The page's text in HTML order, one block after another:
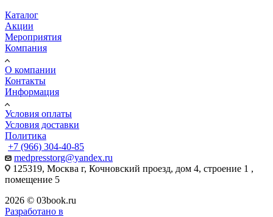
Каталог
Акции
Мероприятия
Компания
О компании
Контакты
Информация
Условия оплаты
Условия доставки
Политика
+7 (966) 304-40-85
medpresstorg@yandex.ru
125319, Москва г, Кочновский проезд, дом 4, строение 1 ,
помещение 5
2026 © 03book.ru
Разработано в